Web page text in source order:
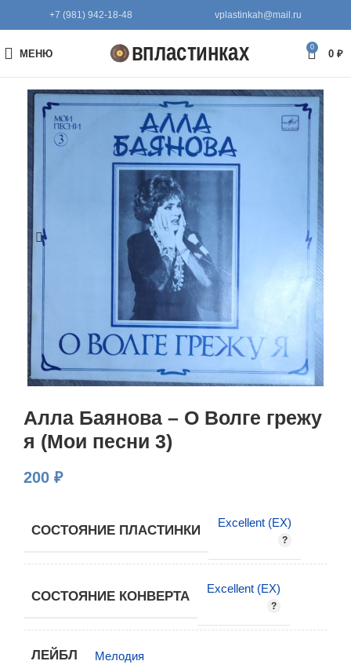
+7 (981) 942-18-48 vplastinkah@mail.ru
МЕНЮ
0
0 ₽
Алла Баянова – О Волге грежу
я (Мои песни 3)
200 ₽
СОСТОЯНИЕ ПЛАСТИНКИ
Excellent (EX)
СОСТОЯНИЕ КОНВЕРТА
Excellent (EX)
ЛЕЙБЛ Мелодия